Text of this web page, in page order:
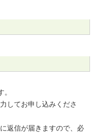
してお申し込みくださ
返信が届きますので、必